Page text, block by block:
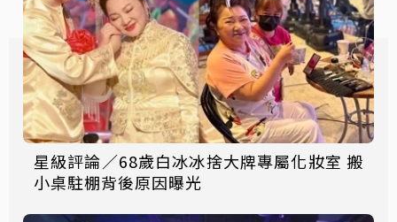
星級評論／68歲白冰冰捨大牌專屬化妝室 搬
小桌駐棚背後原因曝光